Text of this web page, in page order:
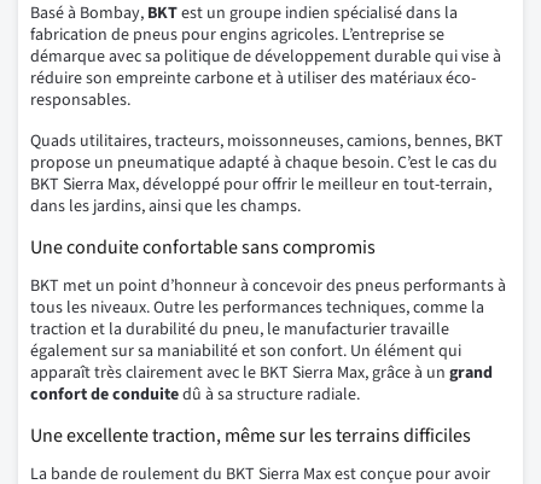
Basé à Bombay, BKTest un groupe indien spécialisé dans la
fabrication de pneus pour engins agricoles. L’entreprise se
démarque avec sa politique de développement durable qui vise à
réduire son empreinte carbone et à utiliser des matériaux éco-
responsables.
Quads utilitaires, tracteurs, moissonneuses, camions, bennes, BKT
propose un pneumatique adapté à chaque besoin. C’est le cas du
BKT Sierra Max, développé pour offrir le meilleur en tout-terrain,
dans les jardins, ainsi que les champs.
Une conduite confortable sans compromis
BKT met un point d’honneur à concevoir des pneus performants à
tous les niveaux. Outre les performances techniques, comme la
traction et la durabilité du pneu, le manufacturier travaille
également sur sa maniabilité et son confort. Un élément qui
apparaît très clairement avec le BKT Sierra Max, grâce à un grand
confort de conduitedû à sa structure radiale.
Une excellente traction, même sur les terrains difficiles
La bande de roulement du BKT Sierra Max est conçue pour avoir